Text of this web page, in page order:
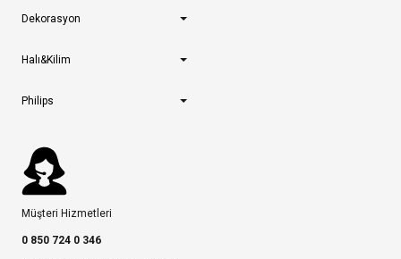
Dekorasyon
Halı&Kilim
Philips
Müşteri Hizmetleri
0 850 724 0 346